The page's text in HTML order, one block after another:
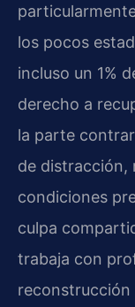
los pocos
incluso un 1%
derecho a
la parte
de distracción,
condiciones
culpa
trabaja con
reconstrucción